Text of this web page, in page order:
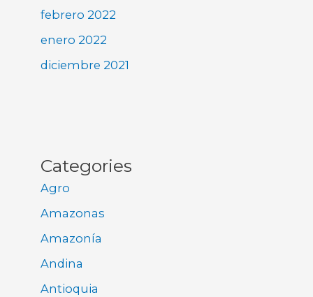
febrero 2022
enero 2022
diciembre 2021
Categories
Agro
Amazonas
Amazonía
Andina
Antioquia